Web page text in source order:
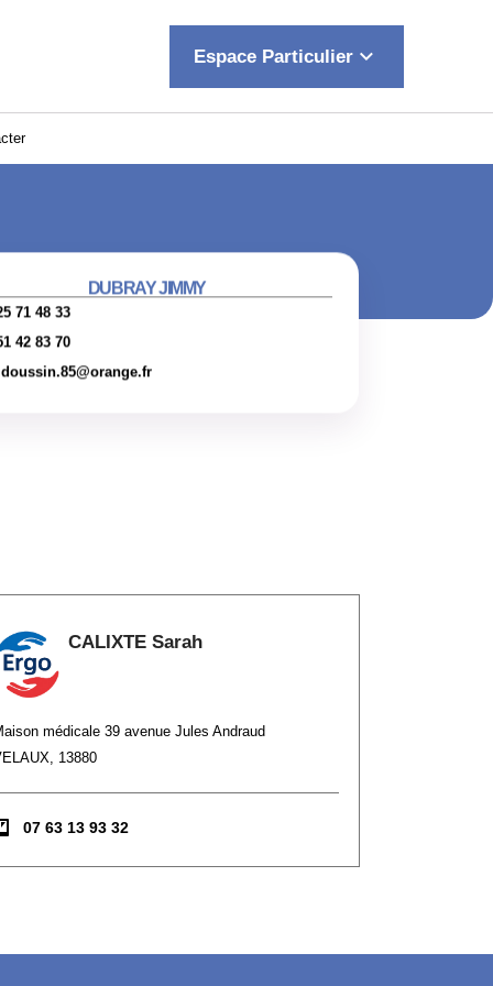
Espace Particulier keyboard_arrow_down
DUBRAY JIMMY
71 48 33
42 83 70
CALIXTE Sarah
médicale 39 avenue Jules Andraud
13880
07 63 13 93 32